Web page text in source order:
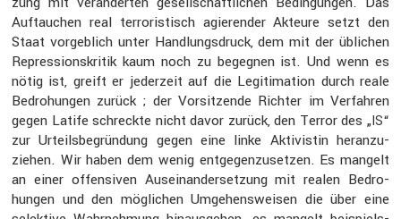
Auftau­chen real terro­ris­tisch agierender Akteure setzt den
Staat vorgeb­lich unter Handlungs­druck, dem mit der üblichen
Repres­si­ons­kritik kaum noch zu begegnen ist. Und wenn es
nötig ist, greift er jeder­zeit auf die Legiti­ma­tion durch reale
Bedro­hungen zurück ; der Vorsit­zende Richter im Verfahren
gegen Latife schreckte nicht davor zurück, den Terror des „IS“
zur Urteils­be­grün­dung gegen eine linke Aktivistin heran­zu­
ziehen. Wir haben dem wenig entge­gen­zu­setzen. Es mangelt
an einer offen­siven Ausein­an­der­set­zung mit realen Bedro­
hungen und den mögli­chen Umgehens­weisen die über eine